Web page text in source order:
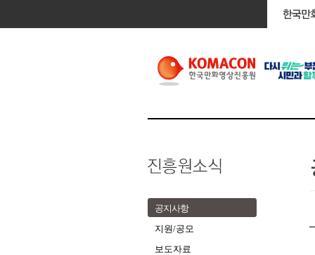
공지사항
지원/공모
보도자료